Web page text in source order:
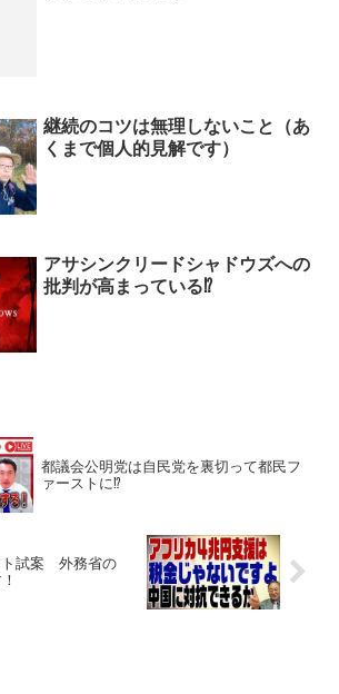
継続のコツは無理しないこと（あ
くまで個人的見解です）
アサシンクリードシャドウズへの
批判が高まっている⁉
都議会公明党は自民党を裏切って都民フ
ァーストに⁉
ト試案 外務省の